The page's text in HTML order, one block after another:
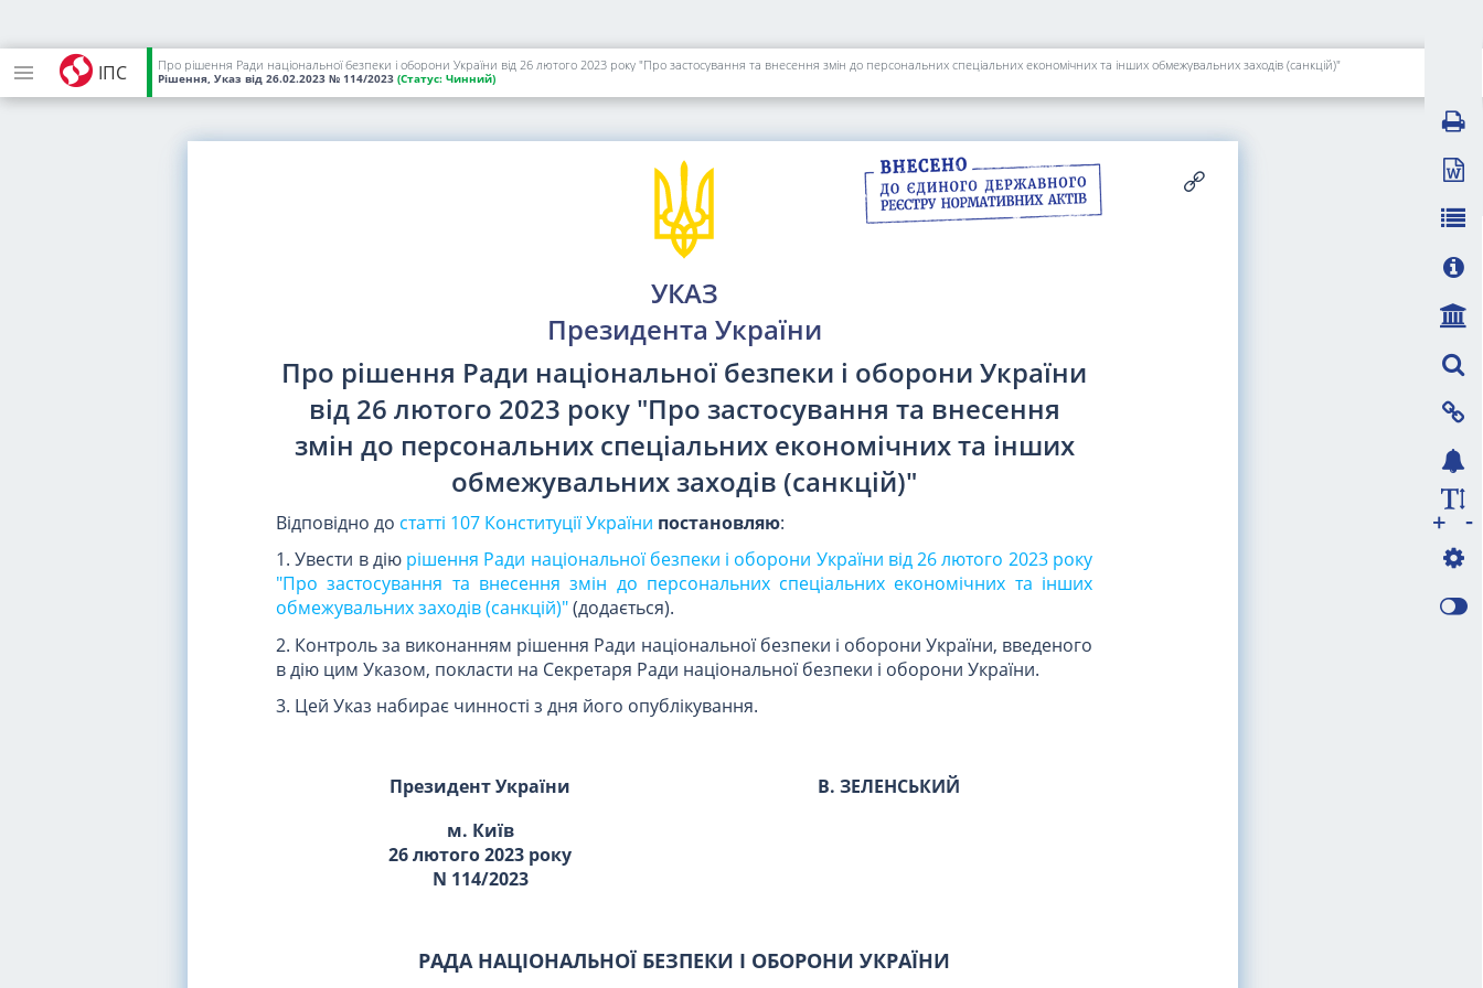
ІПС Про рішення Ради національної безпеки і оборони України від 26 лютого 2023 року "Про застосування та внесення змін до персональних спеціальних економічних та інших обмежувальних заходів (санкцій)"
Рішення, Указ від 26.02.2023 № 114/2023 (Статус: Чинний)
УКАЗ
Президента України
Про рішення Ради національної безпеки і оборони України
від 26 лютого 2023 року "Про застосування та внесення
змін до персональних спеціальних економічних та інших
обмежувальних заходів (санкцій)"
Відповідно до статті 107 Конституції України постановляю:
1. Увести в дію рішення Ради національної безпеки і оборони України від 26 лютого 2023 року
"Про застосування та внесення змін до персональних спеціальних економічних та інших
обмежувальних заходів (санкцій)"(додається).
2. Контроль за виконанням рішення Ради національної безпеки і оборони України, введеного
в дію цим Указом, покласти на Секретаря Ради національної безпеки і оборони України.
3. Цей Указ набирає чинності з дня його опублікування.
Президент України
В. ЗЕЛЕНСЬКИЙ
м. Київ
26 лютого 2023 року
N 114/2023
РАДА НАЦІОНАЛЬНОЇ БЕЗПЕКИ І ОБОРОНИ УКРАЇНИ
-
+